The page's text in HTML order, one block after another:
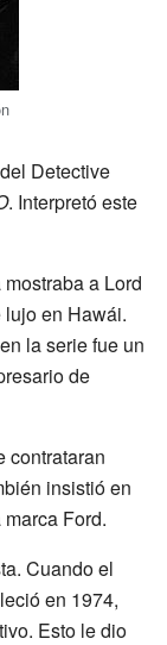
Detective
. Interpretó este
a Lord
en Hawái.
la serie fue un
de
contrataran
insistió en
Ford.
Cuando el
en 1974,
Esto le dio